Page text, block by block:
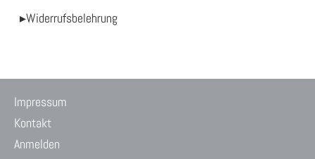
▸Widerrufsbelehrung
Impressum
Kontakt
Anmelden